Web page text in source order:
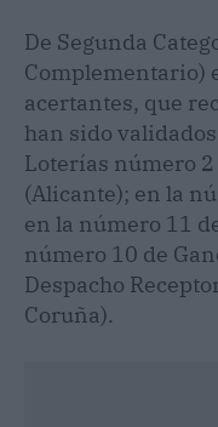
De Segunda
Complementario)
acertantes, que
han sido
Loterías número 2
(Alicante); en la
en la número 11
número 10 de
Despacho
Coruña).